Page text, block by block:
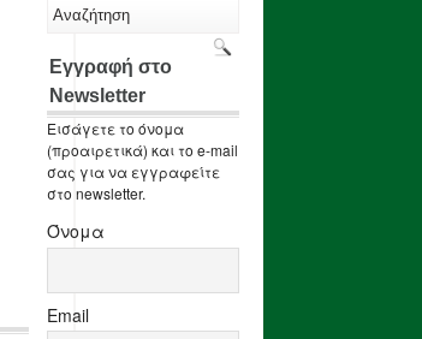
Εγγραφή στο
Newsletter
Εισάγετε το όνομα
(προαιρετικά) και το e-mail
σας για να εγγραφείτε
στο newsletter.
Όνομα
Email